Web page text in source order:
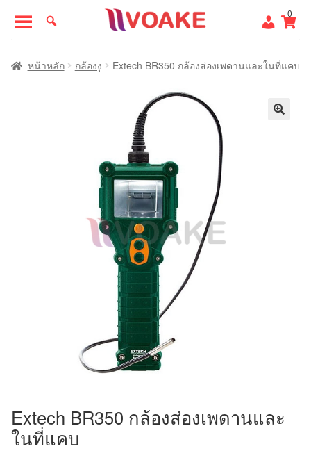
to
navigation
to
content
0
หน้าแรก
หน้าหลัก กล้องงู Extech BR350 กล้องส่องเพดานและในที่แคบ
Extech BR350 กล้องส่องเพดานและ
ในที่แคบ